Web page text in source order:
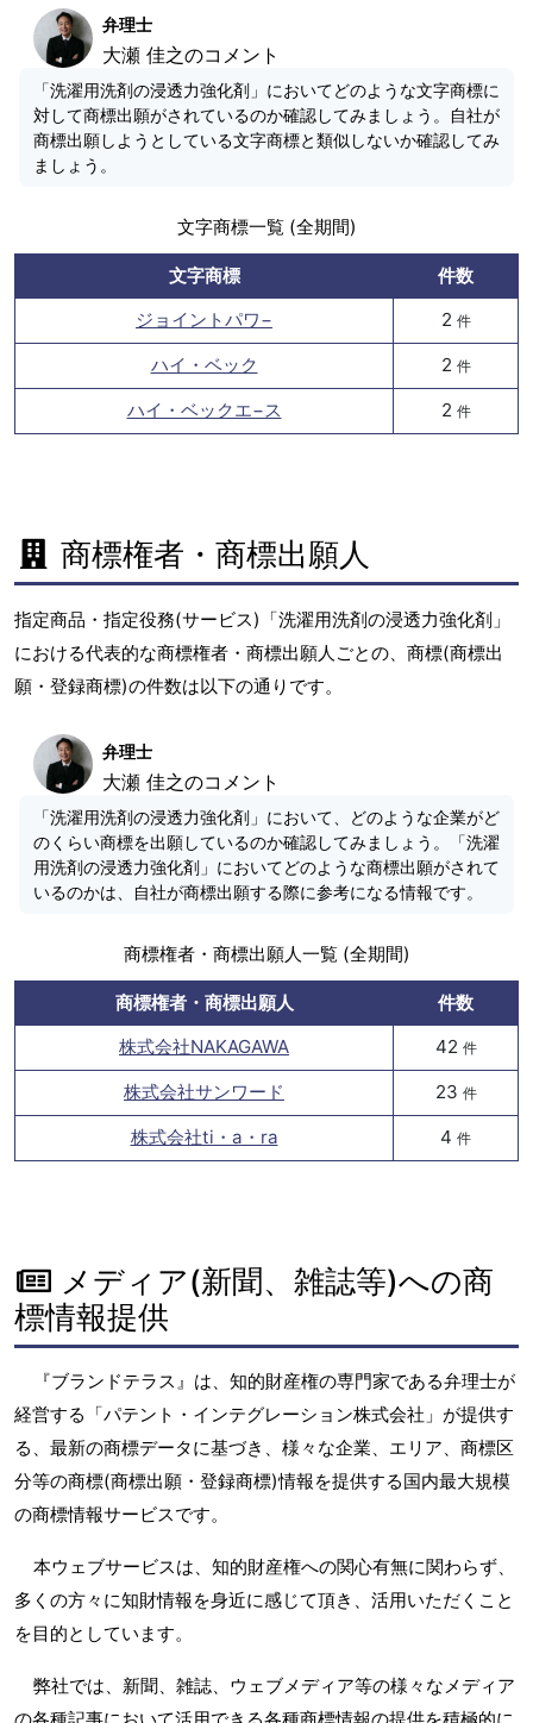
弁理士
大瀬 佳之のコメント
「洗濯用洗剤の浸透力強化剤」においてどのような文字商標に
対して商標出願がされているのか確認してみましょう。自社が
商標出願しようとしている文字商標と類似しないか確認してみ
ましょう。
文字商標一覧 (全期間)
文字商標
件数
ジョイントパワ−
2 件
ハイ・ベック 2 件
ハイ・ベックエ−ス 2 件
商標権者・商標出願人
指定商品・指定役務(サービス)「洗濯用洗剤の浸透力強化剤」
における代表的な商標権者・商標出願人ごとの、商標(商標出
願・登録商標)の件数は以下の通りです。
弁理士
大瀬 佳之のコメント
「洗濯用洗剤の浸透力強化剤」において、どのような企業がど
のくらい商標を出願しているのか確認してみましょう。「洗濯
用洗剤の浸透力強化剤」においてどのような商標出願がされて
いるのかは、自社が商標出願する際に参考になる情報です。
商標権者・商標出願人一覧 (全期間)
商標権者・商標出願人
件数
株式会社NAKAGAWA
42 件
株式会社サンワード 23 件
株式会社ti・a・ra 4 件
メディア(新聞、雑誌等)への商
標情報提供
『ブランドテラス』は、知的財産権の専門家である弁理士が
経営する「パテント・インテグレーション株式会社」が提供す
る、最新の商標データに基づき、様々な企業、エリア、商標区
分等の商標(商標出願・登録商標)情報を提供する国内最大規模
の商標情報サービスです。
本ウェブサービスは、知的財産権への関心有無に関わらず、
多くの方々に知財情報を身近に感じて頂き、活用いただくこと
を目的としています。
弊社では、新聞、雑誌、ウェブメディア等の様々なメディア